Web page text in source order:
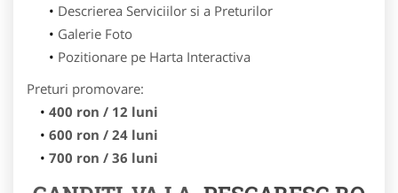
Descrierea Serviciilor si a Preturilor
Galerie Foto
Pozitionare pe Harta Interactiva
Preturi promovare:
400 ron / 12 luni
600 ron / 24 luni
700 ron / 36 luni